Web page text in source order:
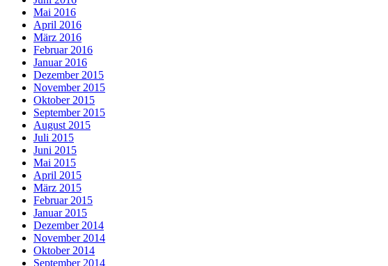
Mai 2016
April 2016
März 2016
Februar 2016
Januar 2016
Dezember 2015
November 2015
Oktober 2015
September 2015
August 2015
Juli 2015
Juni 2015
Mai 2015
April 2015
März 2015
Februar 2015
Januar 2015
Dezember 2014
November 2014
Oktober 2014
September 2014